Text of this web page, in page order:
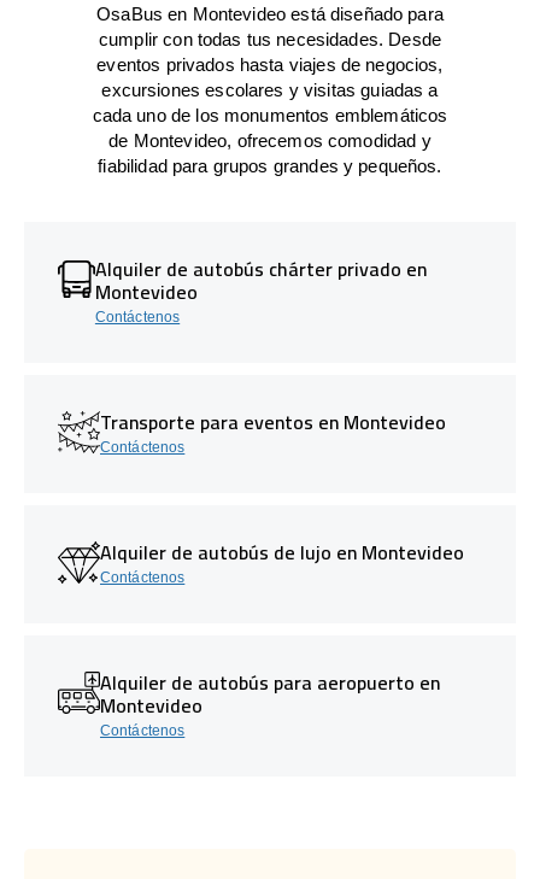
OsaBus en Montevideo está diseñado para
cumplir con todas tus necesidades. Desde
eventos privados hasta viajes de negocios,
excursiones escolares y visitas guiadas a
cada uno de los monumentos emblemáticos
de Montevideo, ofrecemos comodidad y
fiabilidad para grupos grandes y pequeños.
Alquiler de autobús chárter privado en
Montevideo
Contáctenos
Transporte para eventos en Montevideo
Contáctenos
Alquiler de autobús de lujo en Montevideo
Contáctenos
Alquiler de autobús para aeropuerto en
Montevideo
Contáctenos